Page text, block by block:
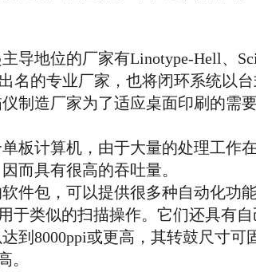
地位的厂家有Linotype-Hell、
名的专业厂家，也将闭环系统以
制造厂家为了适应桌面印刷的需
计算机，由于大量的处理工作
而具有很高的吞吐量。
包，可以提供很多种自动化功能
于类似的扫描操作。它们还具有自
8000ppi或更高，其转鼓尺寸可
。